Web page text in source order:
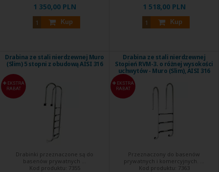
1 350,00 PLN
Kup
1 518,00 PLN
Kup
Drabina ze stali nierdzewnej Muro
(Slim) 5 stopni z obudową AISI 316
EKSTRA
RABAT
Drabinki przeznaczone są do
basenów prywatnych ...
Kod produktu: 7355
Drabina ze stali nierdzewnej
Stopień RVM-3. o różnej wysokości
uchwytów - Muro (Slim), AISI 316
EKSTRA
RABAT
Przeznaczony do basenów
prywatnych i komercyjnych. ...
Kod produktu: 7363